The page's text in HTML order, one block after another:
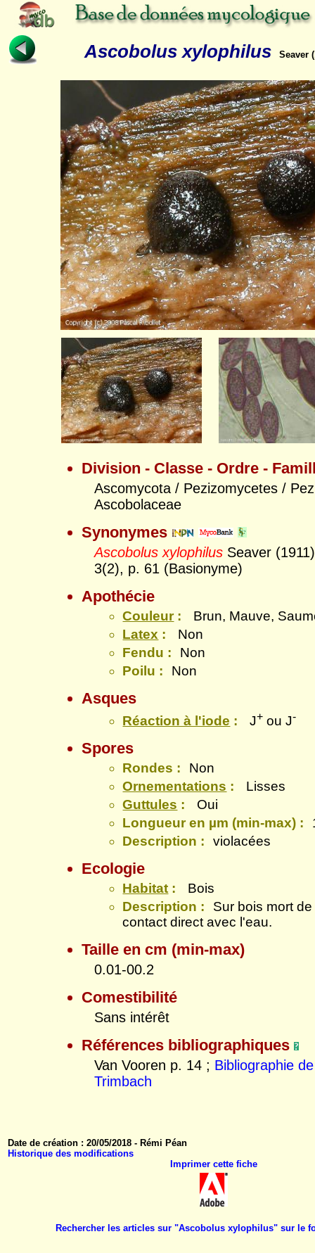
Ascobolus xylophilus Seaver
Division - Classe - Ordre -
Ascomycota / Pezizomycetes /
Ascobolaceae
Synonymes
Ascobolus xylophilus Seaver
3(2), p. 61 (Basionyme)
Apothécie
Couleur:
Brun, Mauve,
Latex :
Non
Fendu :
Non
Poilu :
Non
Asques
Réaction à l'iode : J+ou J-
Spores
Rondes :
Non
Ornementations :
Lisses
Guttules :
Oui
Longueur en µm (min-max) :
Description :
violacées
Ecologie
Habitat :
Bois
Description :
Sur bois mort
contact direct avec l'eau.
Taille en cm (min-max)
0.01-00.2
Comestibilité
Sans intérêt
Références bibliographiques
Van Vooren p. 14 ; Bibliographie
Trimbach
Date de création : 20/05/2018 - Rémi Péan
Historique des modifications
Imprimer cette fiche
Rechercher les articles sur "Ascobolus xylophilus" sur le